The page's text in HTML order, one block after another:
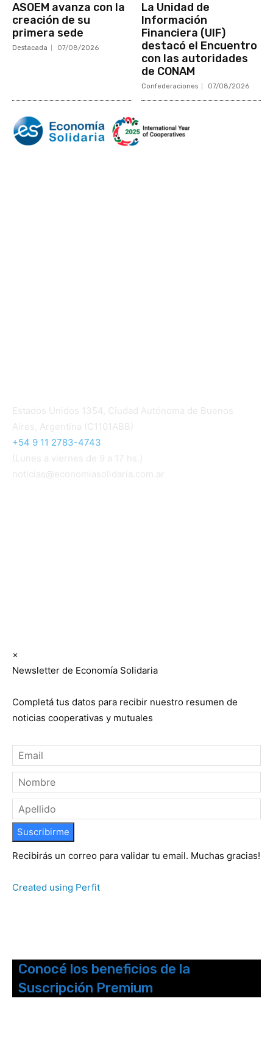
ASOEM avanza con la
creación de su
primera sede
Destacada 07/08/2026
La Unidad de
Información
Financiera (UIF)
destacó el Encuentro
con las autoridades
de CONAM
Confederaciones 07/08/2026
Estados Unidos 1354, Ciudad Autónoma de Buenos
Aires, Argentina (C1101ABB)
+54 9 11 2783-4743
(Lunes a viernes de 9 a 17 hs.)
noticias@economiasolidaria.com.ar
×
Newsletter de Economía Solidaria
Completá tus datos para recibir nuestro resumen de
noticias cooperativas y mutuales
Suscribirme
Recibirás un correo para validar tu email. Muchas gracias!
Created using Perfit
Conocé los beneficios de la
Suscripción Premium